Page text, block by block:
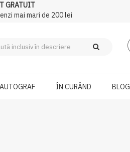
GRATUIT
mai mari de 200 lei
ÎN CURÂND BLOG